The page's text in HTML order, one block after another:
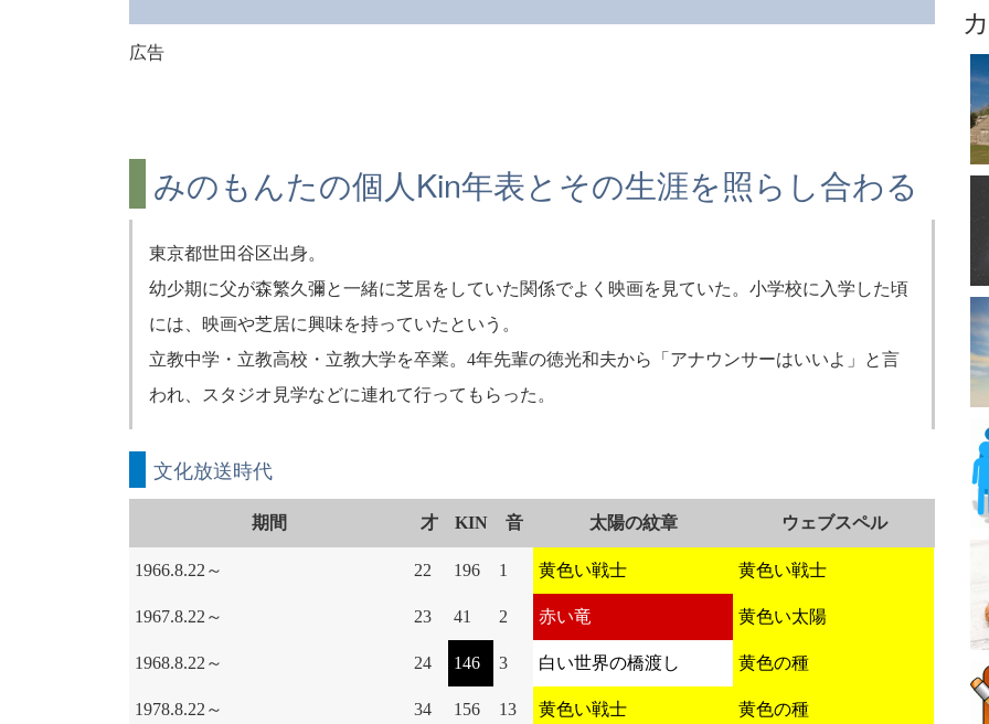
広告
みのもんたの個人Kin年表とその生涯を照らし合わる
東京都世田谷区出身。
幼少期に父が森繁久彌と一緒に芝居をしていた関係でよく映画を見ていた。小学校に入学した頃
には、映画や芝居に興味を持っていたという。
立教中学・立教高校・立教大学を卒業。4年先輩の徳光和夫から「アナウンサーはいいよ」と言
われ、スタジオ見学などに連れて行ってもらった。
文化放送時代
期間 才 KIN 音 太陽の紋章 ウェブスペル
1966.8.22～ 22 196 1 黄色い戦士 黄色い戦士
1967.8.22～ 23 41 2 赤い竜 黄色い太陽
1968.8.22～ 24 146 3 白い世界の橋渡し 黄色の種
1978.8.22～ 34 156 13 黄色い戦士 黄色の種